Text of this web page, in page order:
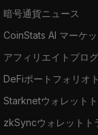
暗号通貨ニュース
CoinStats AI マーケ
アフィリエイトプロ
DeFiポートフォリオ
Starknetウォレット
zkSyncウォレットト